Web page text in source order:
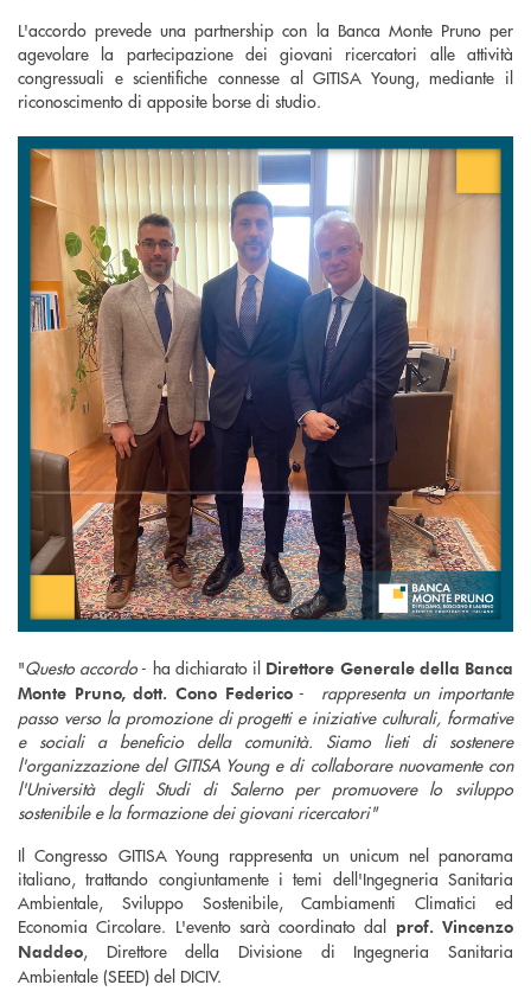
L'accordo prevede una partnership con la Banca Monte Pruno per
agevolare la partecipazione dei giovani ricercatori alle attività
congressuali e scientifiche connesse al GITISA Young, mediante il
riconoscimento di apposite borse di studio.
"Questo accordo- ha dichiarato il Direttore Generale della Banca
Monte Pruno, dott. Cono Federico-
rappresenta un importante
passo verso la promozione di progetti e iniziative culturali, formative
e sociali a beneficio della comunità. Siamo lieti di sostenere
l'organizzazione del GITISA Young e di collaborare nuovamente con
l'Università degli Studi di Salerno per promuovere lo sviluppo
sostenibile e la formazione dei giovani ricercatori"
Il Congresso GITISA Young rappresenta un unicum nel panorama
italiano, trattando congiuntamente i temi dell'Ingegneria Sanitaria
Ambientale, Sviluppo Sostenibile, Cambiamenti Climatici ed
Economia Circolare. L'evento sarà coordinato dal prof. Vincenzo
Naddeo, Direttore della Divisione di Ingegneria Sanitaria
Ambientale (SEED) del DICIV.